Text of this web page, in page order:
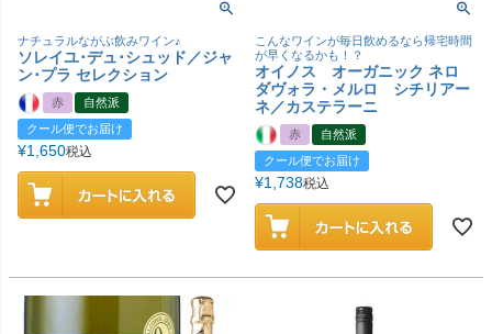
ナチュラルながぶ飲みワイン♪
ソレイユ･デュ･シュッド／ジャ
ン･プラ セレクション
赤
自然派
クール便でお届け
¥1,650税込
こんなワインが毎日飲めるなら帰宅時間
が早くなるかも！？
オイノス オーガニック ネロ
ダヴォラ・メルロ シチリアー
ネ／カステラーニ
赤
自然派
クール便でお届け
¥1,738税込